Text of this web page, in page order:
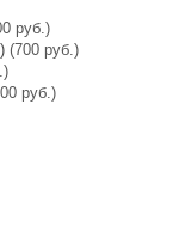
руб.)
(700 руб.)
руб.)